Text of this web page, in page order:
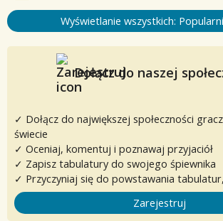
Wyświetlanie wszystkich:
Dołącz do naszej
✓ Dołącz do największej społeczności
świecie
✓ Oceniaj, komentuj i poznawaj przyjaciół
✓ Zapisz tabulatury do swojego śpiewnika
✓ Przyczyniaj się do powstawania
Zarejestruj